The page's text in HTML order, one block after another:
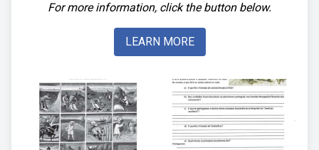
For more information, click the button below.
LEARN MORE